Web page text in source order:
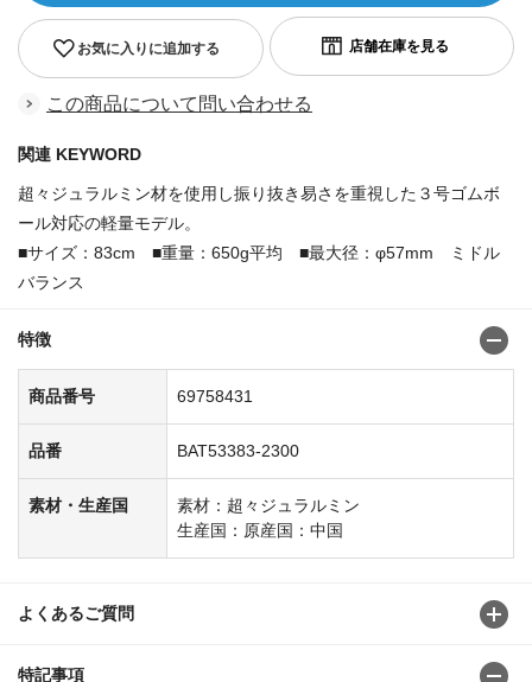
お気に入りに追加する
この商品について問い合わせる
関連 KEYWORD
超々ジュラルミン材を使用し振り抜き易さを重視した３号ゴムボ
ール対応の軽量モデル。
■サイズ：83cm ■重量：650g平均 ■最大径：φ57mm ミドル
バランス
特徴
商品番号 69758431
品番 BAT53383-2300
素材・生産国
素材：超々ジュラルミン
生産国：原産国：中国
よくあるご質問
特記事項